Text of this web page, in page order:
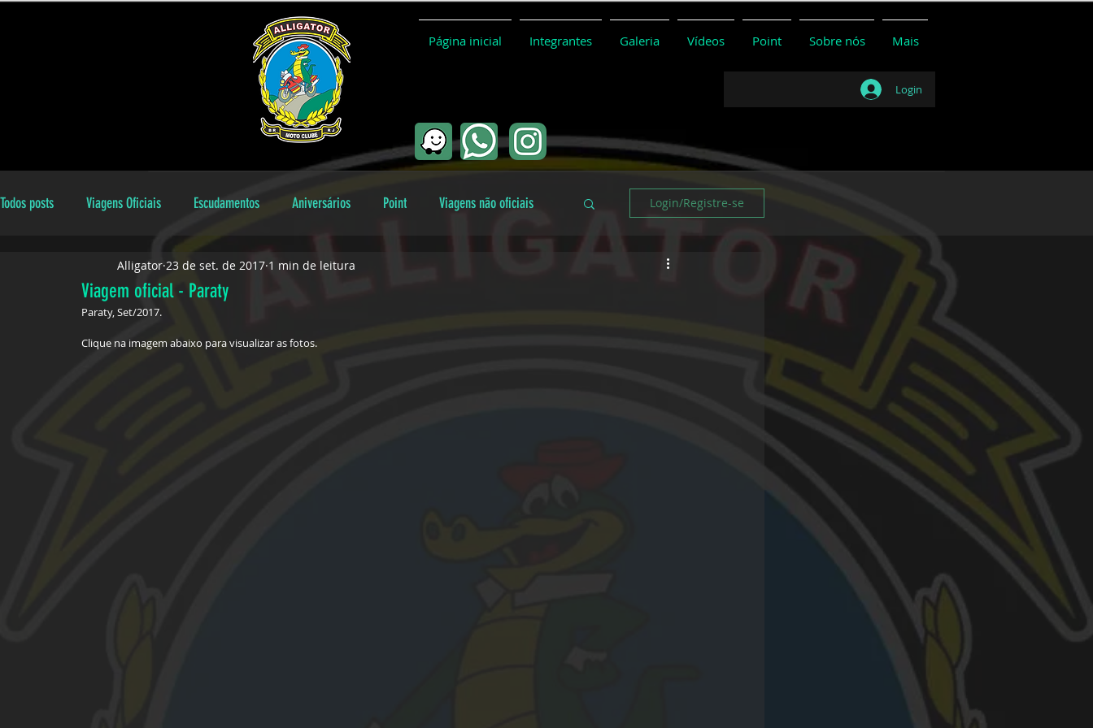
Página inicial Integrantes Galeria Vídeos Point Sobre nós Mais
Login
Todos posts Viagens Oficiais Escudamentos Aniversários Point Viagens não oficiais
Aniversariantes galeria Dicas
Login/Registre-se
Viagem oficial - Paraty
Alligator 23 de set. de 2017 1 min de leitura
Paraty, Set/2017.
Clique na imagem abaixo para visualizar as fotos.